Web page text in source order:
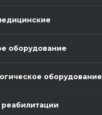
оборудование
оборудование